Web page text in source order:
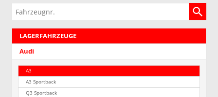
Fahrzeugnr.
LAGERFAHRZEUGE
Audi
A3
A3 Sportback
Q3 Sportback